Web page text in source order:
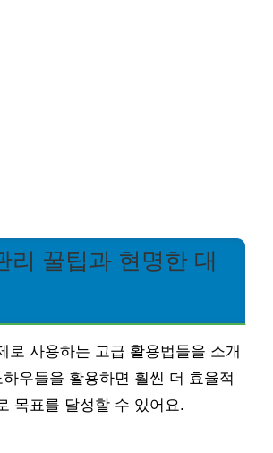
리 꿀팁과 현명한 대
로 사용하는 고급 활용법들을 소개
우들을 활용하면 훨씬 더 효율적
목표를 달성할 수 있어요.